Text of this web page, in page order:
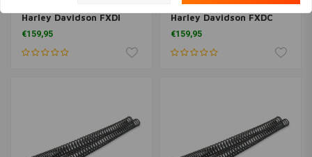
Harley Davidson FXDI
Dyna 35 (35-jarig
jubileum) 2005
€159,95
Fork Springs Set voor
Harley Davidson FXDC
Dyna Superglide Custom
06>
€159,95